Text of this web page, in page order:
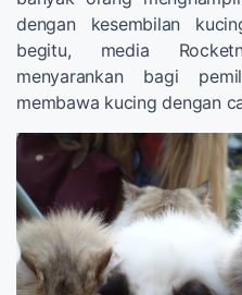
dengan kesembilan
begitu, media
menyarankan bagi
membawa kucing dengan